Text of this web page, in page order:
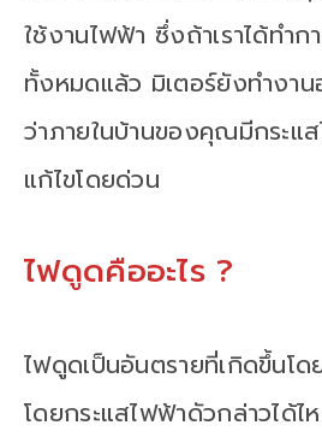
ใช้งานไฟฟ้า ซึ่งถ้าเราได้ทำก
ทั้งหมดแล้ว มิเตอร์ยังทำงา
ว่าภายในบ้านของคุณมีกระแ
แก้ไขโดยด่วน
ไฟดูดคืออะไร ?
ไฟดูดเป็นอันตรายที่เกิดขึ้นโ
โดยกระแสไฟฟ้าดัวกล่าวได้ไ